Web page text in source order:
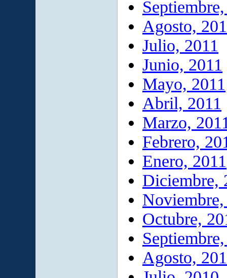
Agosto,
Julio, 2011
Junio, 2011
Mayo, 2011
Abril, 2011
Marzo,
Febrero,
Enero, 2011
Diciembre,
Octubre,
Agosto,